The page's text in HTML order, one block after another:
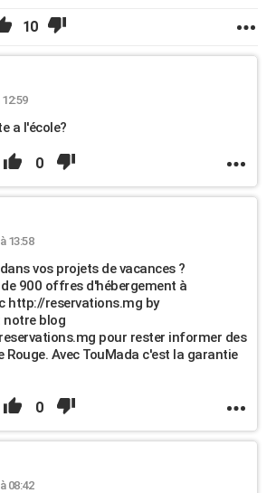
10
a l'école?
0
13:58
vos projets de vacances ?
900 offres d'hébergement à
http://reservations.mg by
notre blog
pour rester informer des
Rouge. Avec TouMada c'est la garantie
0
08:42